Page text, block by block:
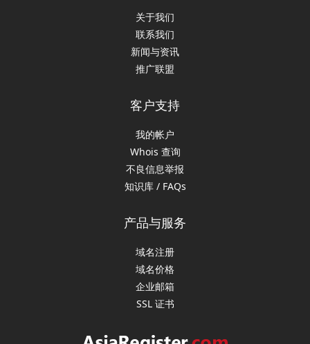
关于我们
联系我们
新闻与资讯
推广联盟
客户支持
我的帐户
Whois 查询
不良信息举报
知识库 / FAQs
产品与服务
域名注册
域名价格
企业邮箱
SSL 证书